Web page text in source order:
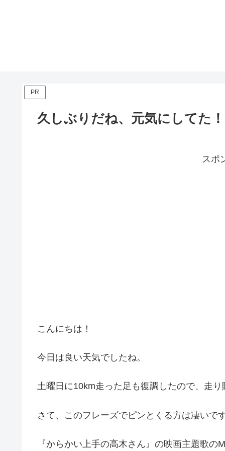
PR
久しぶりだね、元気にしてた
スポ
こんにちは！
今日は良い天気でしたね。
土曜日に10km走った足も復調したので、走
さて、このフレーズでピンとくる方は凄いで
『からかい上手の高木さん』の映画主題歌